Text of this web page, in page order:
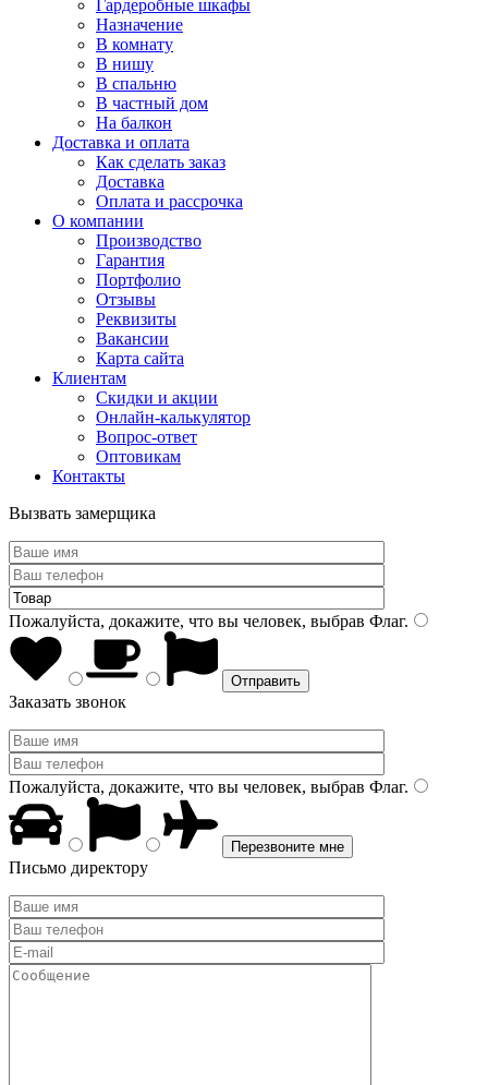
Гардеробные шкафы
Назначение
В комнату
В нишу
В спальню
В частный дом
На балкон
Доставка и оплата
Как сделать заказ
Доставка
Оплата и рассрочка
О компании
Производство
Гарантия
Портфолио
Отзывы
Реквизиты
Вакансии
Карта сайта
Клиентам
Скидки и акции
Онлайн-калькулятор
Вопрос-ответ
Оптовикам
Контакты
Вызвать замерщика
Пожалуйста, докажите, что вы человек, выбрав Флаг.
Заказать звонок
Пожалуйста, докажите, что вы человек, выбрав Флаг.
Письмо директору